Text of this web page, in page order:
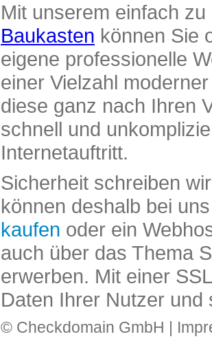
Mit unserem einfach
Baukasten können Sie
eigene professionelle
einer Vielzahl
diese ganz nach Ihren
schnell und
Internetauftritt.
Sicherheit schreiben
können deshalb bei
kaufen oder ein
auch über das Thema
erwerben. Mit einer
Daten Ihrer Nutzer und
© Checkdomain GmbH |